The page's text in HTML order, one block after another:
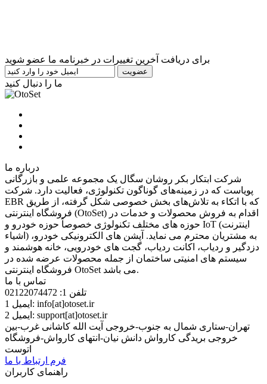
برای دریافت آخرین تغییرات در خبرنامه ما عضو شوید
عضویت
ما را دنبال کنید
درباره ما
شرکت ابتکار بکر روشان سگال یک مجموعه‌ علمی و بازرگانی
پویاست كه در زمینه‌های گوناگون تکنولوژی، فعالیت دارد. شرکت
EBR که با اتکاء به تلاش‌های بخش خصوصی شکل گرفته، از طریق
فروشگاه اینترنتی (OtoSet) اقدام به فروش محصولات و خدمات در
حوزه های مختلف تکنولوژی خصوصاً حوزه خودرو و IoT (اینترنت
اشیاء) به مشتریان محترم می نماید. آپشن های الکترونیکی خودرو،
دزدگیر و ردیاب، اکانت ردیاب، گجت های خودرویی، خانه هوشمند و
سیستم های امنیتی ساختمان از جمله محصولات عرضه شده در
فروشگاه اینترنتی OtoSet می باشد.
تماس با ما
تلفن 1:
02122074472
ایمیل 1: info[at]otoset.ir
ایمیل 2: support[at]otoset.ir
تهران-ستاری شمال به جنوب-خروجی آیت الله کاشانی غرب-بین
خروجی بریدگی کارواش دانش نیان-انتهای کارواش-فروشگاه
اتوست
فرم ارتباط با ما
راهنمای کاربران